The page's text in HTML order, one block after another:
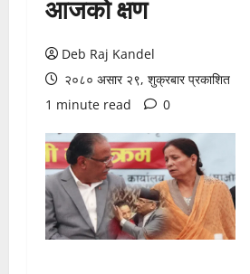
आजको क्षण
Deb Raj Kandel
२०८० असार २९, शुक्रबार प्रकाशित
1 minute read
0